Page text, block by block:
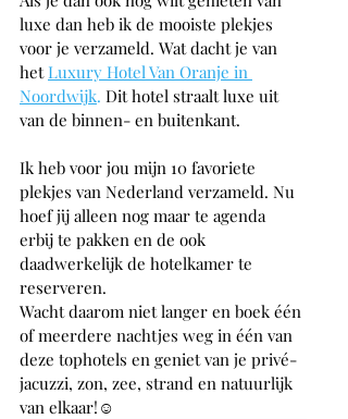
luxe dan heb ik de mooiste plekjes
voor je verzameld. Wat dacht je van
het Luxury Hotel Van Oranje in
Noordwijk. Dit hotel straalt luxe uit
van de binnen- en buitenkant.
Ik heb voor jou mijn 10 favoriete
plekjes van Nederland verzameld. Nu
hoef jij alleen nog maar te agenda
erbij te pakken en de ook
daadwerkelijk de hotelkamer te
reserveren.
Wacht daarom niet langer en boek één
of meerdere nachtjes weg in één van
deze tophotels en geniet van je privé-
jacuzzi, zon, zee, strand en natuurlijk
van elkaar!☺